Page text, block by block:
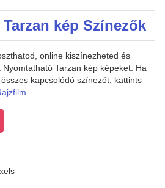
kép Színezők
online kiszínezheted és
Tarzan kép képeket. Ha
kapcsolódó színezőt, kattints